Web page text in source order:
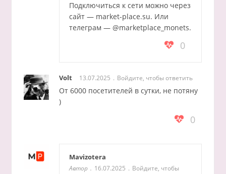
Подключиться к сети можно через
сайт — market-place.su. Или
телеграм — @marketplace_monets.
0
Volt 13.07.2025 Войдите, чтобы ответить
От 6000 посетителей в сутки, не потяну
)
0
Mavizotera
Автор 16.07.2025
Войдите, чтобы